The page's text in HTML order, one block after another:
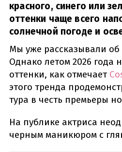
красного, синего или
оттенки чаще всего
солнечной погоде и
Мы уже рассказывали об
Однако летом 2026 года
оттенки, как отмечает
этого тренда
тура в честь премьеры
На публике актриса
черным маникюром с